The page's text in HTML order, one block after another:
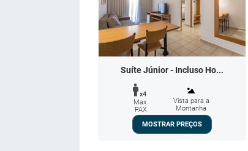
Suíte Júnior - Incluso Ho...
x4
Max.
PAX
Vista para a
Montanha
MOSTRAR PREÇOS